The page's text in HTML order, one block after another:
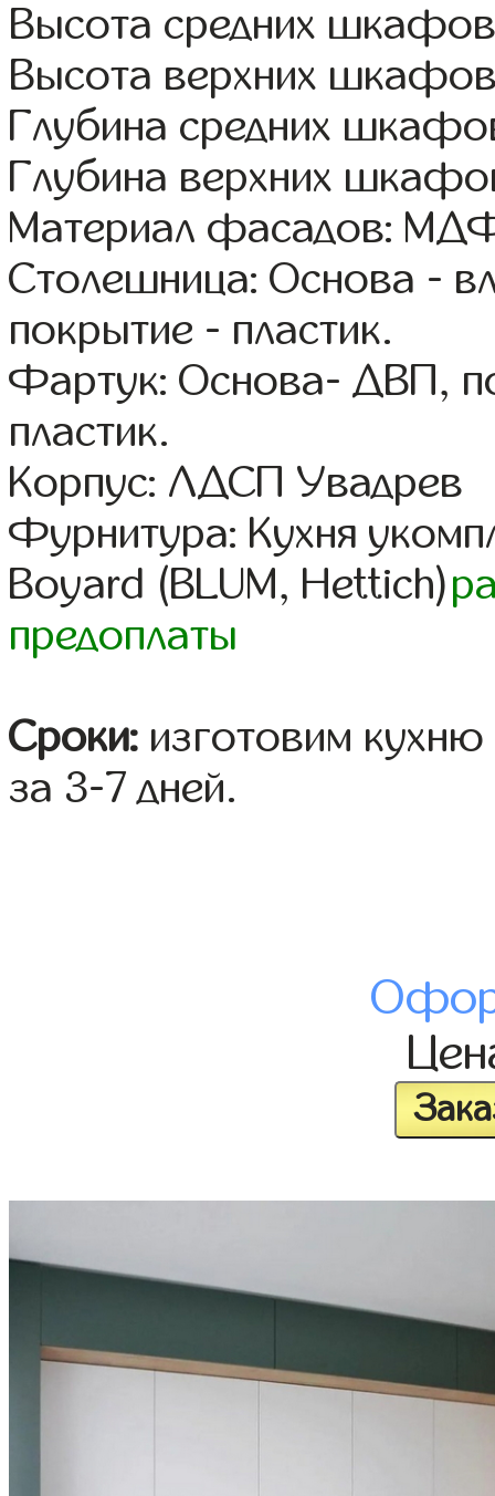
Высота средних
Высота верхних
Глубина средних
Глубина верхних
Материал фасадов:
Столешница: Основа -
покрытие - пластик.
Фартук: Основа- ДВП,
пластик.
Корпус: ЛДСП Увадрев
Фурнитура: Кухня
Boyard (BLUM, Hettich)
предоплаты
Сроки: изготовим
за 3-7 дней.